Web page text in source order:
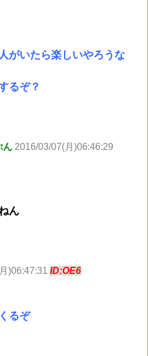
がいたら楽しいやろうな
るぞ？
ん 2016/03/07(月)06:46:29
ん
)06:47:31 ID:OE6
るぞ